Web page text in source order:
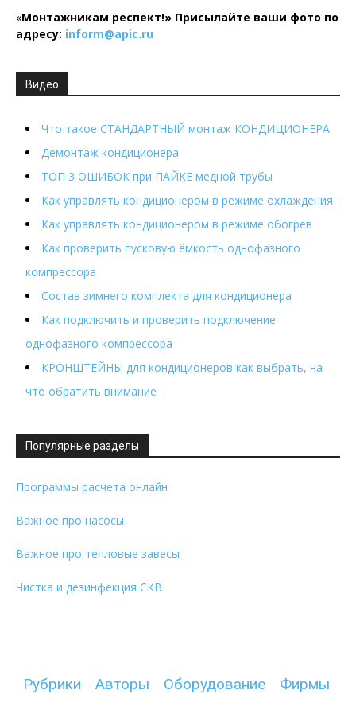
«Монтажникам респект!» Присылайте ваши фото по
адресу: inform@apic.ru
Видео
Что такое СТАНДАРТНЫЙ монтаж КОНДИЦИОНЕРА
Демонтаж кондиционера
ТОП 3 ОШИБОК при ПАЙКЕ медной трубы
Как управлять кондиционером в режиме охлаждения
Как управлять кондиционером в режиме обогрев
Как проверить пусковую ёмкость однофазного
компрессора
Состав зимнего комплекта для кондиционера
Как подключить и проверить подключение
однофазного компрессора
КРОНШТЕЙНЫ для кондиционеров как выбрать, на
что обратить внимание
Популярные разделы
Программы расчета онлайн
Важное про насосы
Важное про тепловые завесы
Чистка и дезинфекция СКВ
Рубрики Авторы Оборудование Фирмы